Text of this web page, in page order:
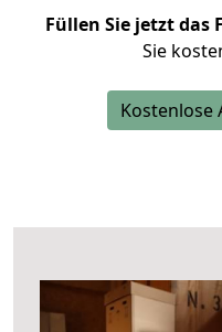
Füllen Sie jetzt das
Sie
Kostenlose